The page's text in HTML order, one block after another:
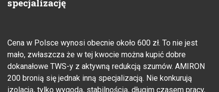
specjalizację
Cena w Polsce wynosi obecnie około 600 zł. To nie jest
mało, zwłaszcza że w tej kwocie można kupić dobre
dokanałowe TWS-y z aktywną redukcją szumów. AMIRON
200 bronią się jednak inną specjalizacją. Nie konkurują
izolacją, tylko wygodą, stabilnością, długim czasem pracy,